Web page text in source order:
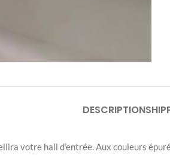
DESCRIPTION
votre hall d’entrée. Aux couleurs